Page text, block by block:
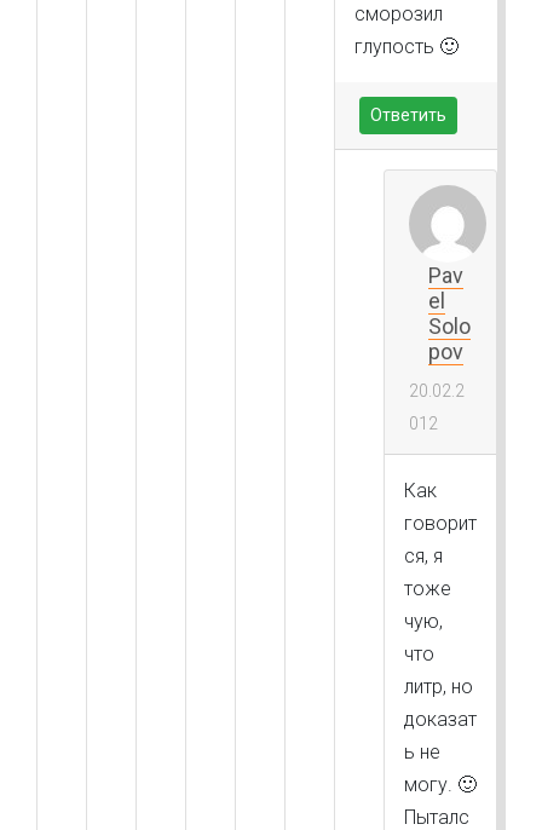
сморозил
глупость 🙂
Ответить
Pav
el
Solo
pov
20.02.2
012
Как
говорит
ся, я
тоже
чую,
что
литр, но
доказат
ь не
могу. 🙂
Пыталс